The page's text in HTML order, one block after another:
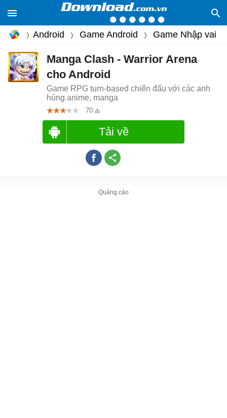
Android Game Android Game Nhập vai
Manga Clash - Warrior Arena
cho Android
Game RPG turn-based chiến đấu với các anh
hùng anime, manga
70
Tải về